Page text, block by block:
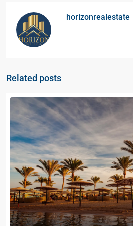
horizonrealestate
Related posts